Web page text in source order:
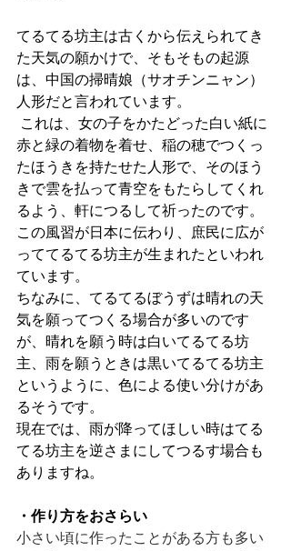
てるてる坊主は古くから伝えられてき
た天気の願かけで、そもそもの起源
は、中国の掃晴娘（サオチンニャン）
人形だと言われています。
赤と緑の着物を着せ、稲の穂でつくっ
たほうきを持たせた人形で、そのほう
きで雲を払って青空をもたらしてくれ
るよう、軒につるして祈ったのです。
この風習が日本に伝わり、庶民に広が
っててるてる坊主が生まれたといわれ
ています。
ちなみに、てるてるぼうずは晴れの天
気を願ってつくる場合が多いのです
が、晴れを願う時は白いてるてる坊
主、雨を願うときは黒いてるてる坊主
というように、色による使い分けがあ
るそうです。
現在では、雨が降ってほしい時はてる
てる坊主を逆さまにしてつるす場合も
ありますね。
・作り方をおさらい
小さい頃に作ったことがある方も多い